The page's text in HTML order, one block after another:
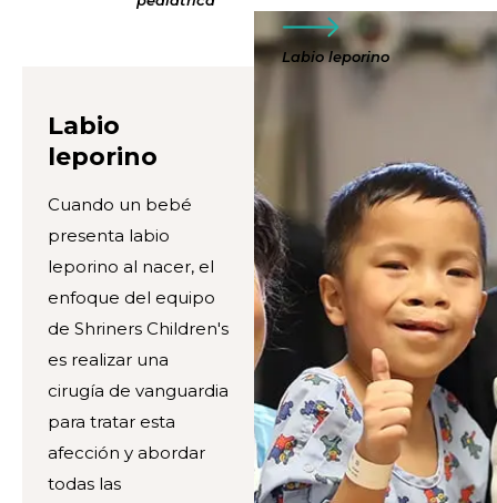
Labio leporino
Labio
leporino
Cuando un bebé
presenta labio
leporino al nacer, el
enfoque del equipo
de Shriners Children's
es realizar una
cirugía de vanguardia
para tratar esta
afección y abordar
todas las